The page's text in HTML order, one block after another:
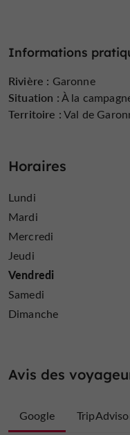
Lenavigateur Yves
toute de bois vêtue,
du fleuve en
relief insectes,
Et voilà, Garonne fait
est sous l’eau. Les
récifs constitués
téléviseur. Un
de La Cave, à deux
Informations
Rivière : Garonne
Situation :À la
Territoire :Val de
Horaires
Lundi
Mardi
Mercredi
Jeudi
Vendredi
Samedi
Dimanche
Avis des
Google